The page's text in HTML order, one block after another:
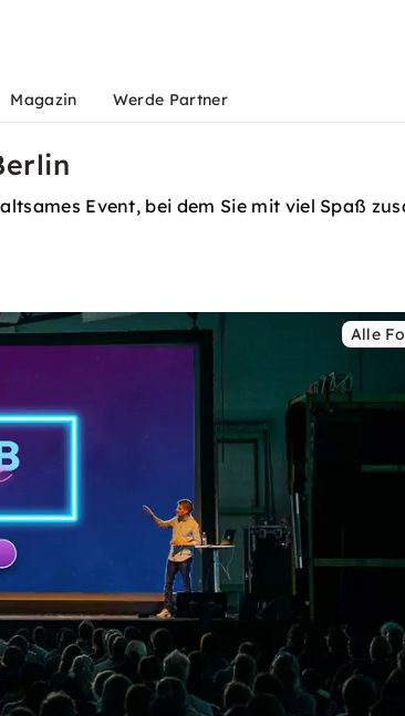
Magazin Werde Partner
Event, bei dem Sie mit viel Spaß
Alle